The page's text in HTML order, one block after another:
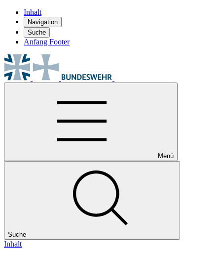
Inhalt
Navigation
Suche
Anfang Footer
Menü
Suche
Inhalt